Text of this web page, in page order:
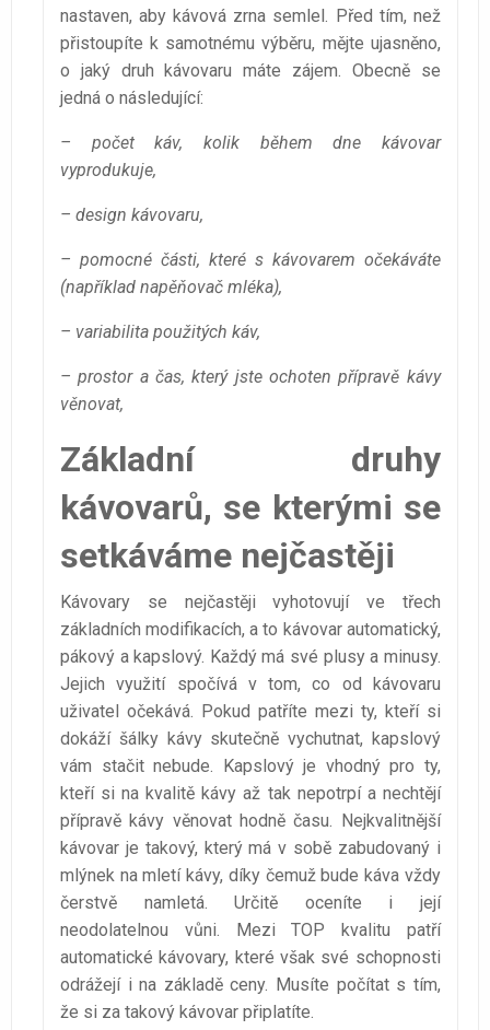
nastaven, aby kávová zrna semlel. Před tím, než
přistoupíte k samotnému výběru, mějte ujasněno,
o jaký druh kávovaru máte zájem. Obecně se
jedná o následující:
– počet káv, kolik během dne kávovar
vyprodukuje,
– design kávovaru,
– pomocné části, které s kávovarem očekáváte
(například napěňovač mléka),
– variabilita použitých káv,
– prostor a čas, který jste ochoten přípravě kávy
věnovat,
Základní druhy
kávovarů, se kterými se
setkáváme nejčastěji
Kávovary se nejčastěji vyhotovují ve třech
základních modifikacích, a to kávovar automatický,
pákový a kapslový. Každý má své plusy a minusy.
Jejich využití spočívá v tom, co od kávovaru
uživatel očekává. Pokud patříte mezi ty, kteří si
dokáží šálky kávy skutečně vychutnat, kapslový
vám stačit nebude. Kapslový je vhodný pro ty,
kteří si na kvalitě kávy až tak nepotrpí a nechtějí
přípravě kávy věnovat hodně času. Nejkvalitnější
kávovar je takový, který má v sobě zabudovaný i
mlýnek na mletí kávy, díky čemuž bude káva vždy
čerstvě namletá. Určitě oceníte i její
neodolatelnou vůni. Mezi TOP kvalitu patří
automatické kávovary, které však své schopnosti
odrážejí i na základě ceny. Musíte počítat s tím,
že si za takový kávovar připlatíte.